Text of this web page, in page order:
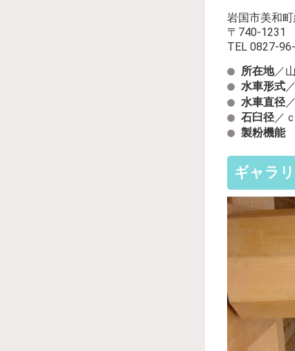
岩国市美和
〒740-1231
TEL 0827-
所在地／
水車形式
水車直径
石臼径／
製粉機能
ギャラ